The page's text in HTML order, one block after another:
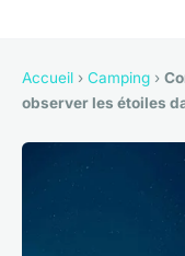
Accueil › Camping ›
observer les étoiles